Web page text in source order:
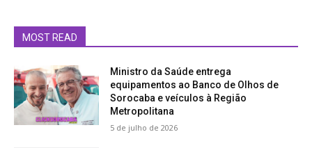
MOST READ
Ministro da Saúde entrega
equipamentos ao Banco de Olhos de
Sorocaba e veículos à Região
Metropolitana
5 de julho de 2026